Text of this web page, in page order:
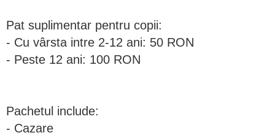
Pat suplimentar pentru copii:
- Cu vârsta intre 2-12 ani: 50 RON
- Peste 12 ani: 100 RON
Pachetul include:
- Cazare